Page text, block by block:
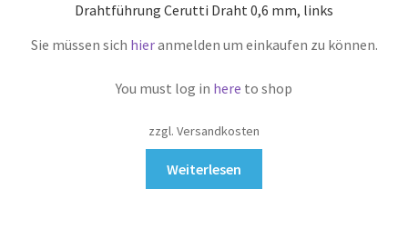
Drahtführung Cerutti Draht 0,6 mm, links
Sie müssen sich hieranmelden um einkaufen zu können.
You must log in here to shop
zzgl. Versandkosten
Weiterlesen